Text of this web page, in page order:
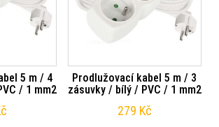
5 m / 4
/ 1 mm2
Prodlužovací kabel 5 m / 3
zásuvky / bílý / PVC / 1 mm2
279 Kč